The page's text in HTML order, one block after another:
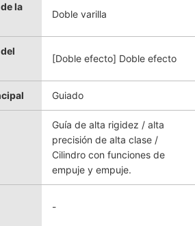
la
Doble varilla
[Doble efecto] Doble efecto
Guiado
Guía de alta rigidez / alta
precisión de alta clase /
Cilindro con funciones de
empuje y empuje.
-